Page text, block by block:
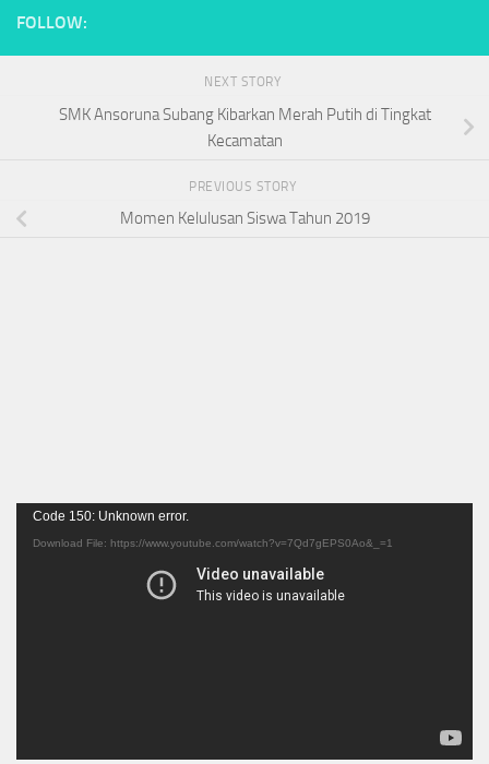
FOLLOW:
NEXT STORY
SMK Ansoruna Subang Kibarkan Merah Putih di Tingkat
Kecamatan
PREVIOUS STORY
Momen Kelulusan Siswa Tahun 2019
Video
Player
Code 150: Unknown error.
Download File: https://www.youtube.com/watch?v=7Qd7gEPS0Ao&_=1